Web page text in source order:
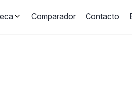
Comparador Contacto